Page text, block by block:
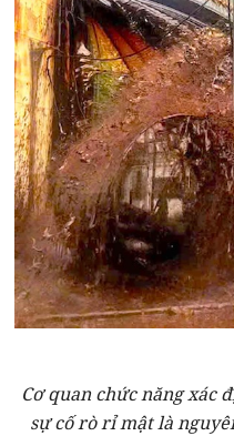
Cơ quan chức năng xác
sự cố rò rỉ mật là